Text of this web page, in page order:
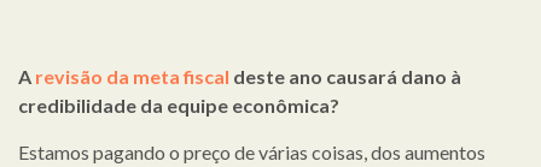
A revisão da meta fiscal deste ano causará dano à
credibilidade da equipe econômica?
Estamos pagando o preço de várias coisas, dos aumentos